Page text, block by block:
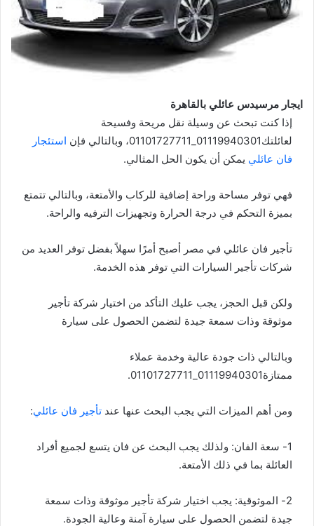
ايجار مرسيدس عائلي بالقاهرة
إذا كنت تبحث عن وسيلة نقل مريحة وفسيحة
لعائلتك01119940301_01101727711، وبالتالي فإن
استئجار
فان عائلي يمكن أن يكون الحل المثالي.
فهي توفر مساحة وراحة إضافية للركاب والأمتعة، وبالتالي تتمتع
بميزة التحكم في درجة الحرارة وتجهيزات الترفيه والراحة.
تأجير فان عائلي في مصر أصبح أمرًا سهلاً بفضل توفر العديد من
شركات تأجير السيارات التي توفر هذه الخدمة.
ولكن قبل الحجز، يجب عليك التأكد من اختيار شركة تأجير
موثوقة وذات سمعة جيدة لتضمن الحصول على سيارة
وبالتالي ذات جودة عالية وخدمة عملاء
ممتازة01119940301_01101727711.
ومن أهم الميزات التي يجب البحث عنها عند تأجير فان عائلي:
1- سعة الفان: ولذلك يجب البحث عن فان يتسع لجميع أفراد
العائلة بما في ذلك الأمتعة.
2- الموثوقية: يجب اختيار شركة تأجير موثوقة وذات سمعة
جيدة لتضمن الحصول على سيارة آمنة وعالية الجودة.